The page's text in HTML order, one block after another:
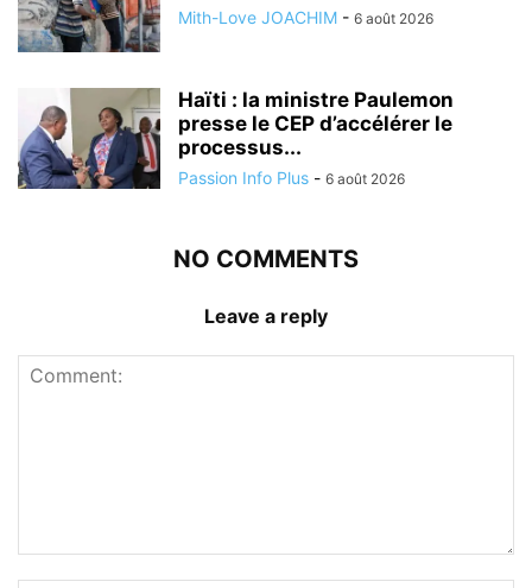
Mith-Love JOACHIM - 6 août 2026
Haïti : la ministre Paulemon
presse le CEP d’accélérer le
processus...
Passion Info Plus - 6 août 2026
NO COMMENTS
Leave a reply